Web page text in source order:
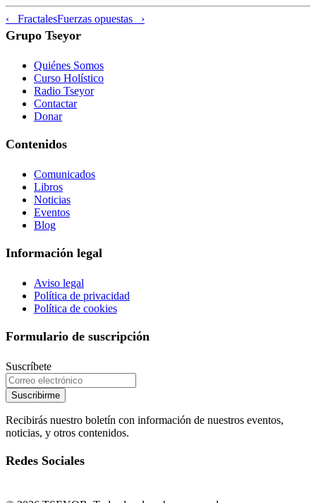
‹ FractalesFuerzas opuestas ›
Grupo Tseyor
Quiénes Somos
Curso Holístico
Radio Tseyor
Contactar
Donar
Contenidos
Comunicados
Libros
Noticias
Eventos
Blog
Información legal
Aviso legal
Política de privacidad
Política de cookies
Formulario de suscripción
Suscríbete
Suscribirme
Recibirás nuestro boletín con información de nuestros eventos,
noticias, y otros contenidos.
Redes Sociales